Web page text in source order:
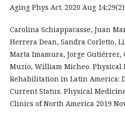
Aging Phys Act. 2020 Aug
Carolina Schiappacasse, Juan
Herrera Dean, Sandra Corletto,
Marta Imamura, Jorge
Muzio, William Micheo. Physical
Rehabilitation in Latin America:
Current Status. Physical
Clinics of North America 2019